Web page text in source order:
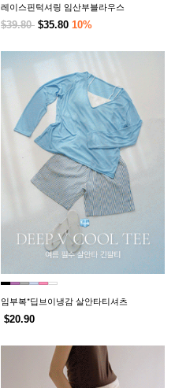
레이스핀턱셔링 임산부블라우스
$39.80 $35.80 10%
임부복*딥브이냉감 살안타티셔츠
$20.90